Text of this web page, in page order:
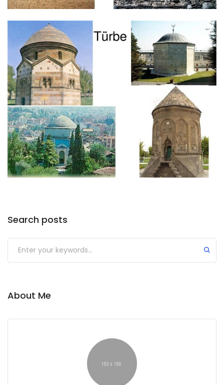
Search posts
About Me